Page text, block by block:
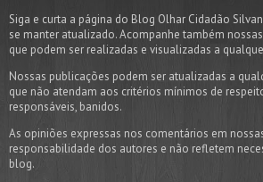
Siga e curta a página do Blog Olhar Cidadão
se manter atualizado. Acompanhe também
que podem ser realizadas e visualizadas a
Nossas publicações podem ser atualizadas a
que não atendam aos critérios mínimos de
responsáveis, banidos.
As opiniões expressas nos comentários em
responsabilidade dos autores e não refletem
blog.